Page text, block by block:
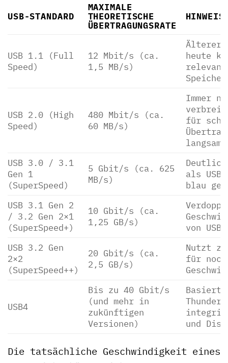
USB-STANDARD
MAXIMALE
THEORETISCHE
ÜBERTRAGUNGSRATE
USB 1.1 (Full
Speed)
12 Mbit/s (ca.
1,5 MB/s)
Älterer
heute
USB 2.0 (High
Speed)
480 Mbit/s (ca.
60 MB/s)
Immer
für
langsam.
USB 3.0 / 3.1
Gen 1
(SuperSpeed)
5 Gbit/s (ca. 625
MB/s)
als
blau
USB 3.1 Gen 2
/ 3.2 Gen 2×1
(SuperSpeed+)
10 Gbit/s (ca.
1,25 GB/s)
von
USB 3.2 Gen
2×2
(SuperSpeed++)
20 Gbit/s (ca.
2,5 GB/s)
Nutzt
für
USB4
Bis zu 40 Gbit/s
(und mehr in
zukünftigen
Versionen)
Basiert
und
Die tatsächliche Geschwindigkeit eines